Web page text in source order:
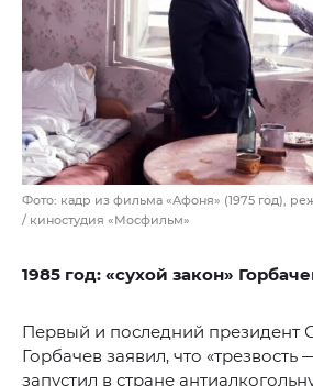
Фото: кадр из фильма «Афоня» (1975 год),
/ киностудия «Мосфильм»
1985 год: «сухой закон»
Первый и последний президент
Горбачев заявил, что
запустил в стране